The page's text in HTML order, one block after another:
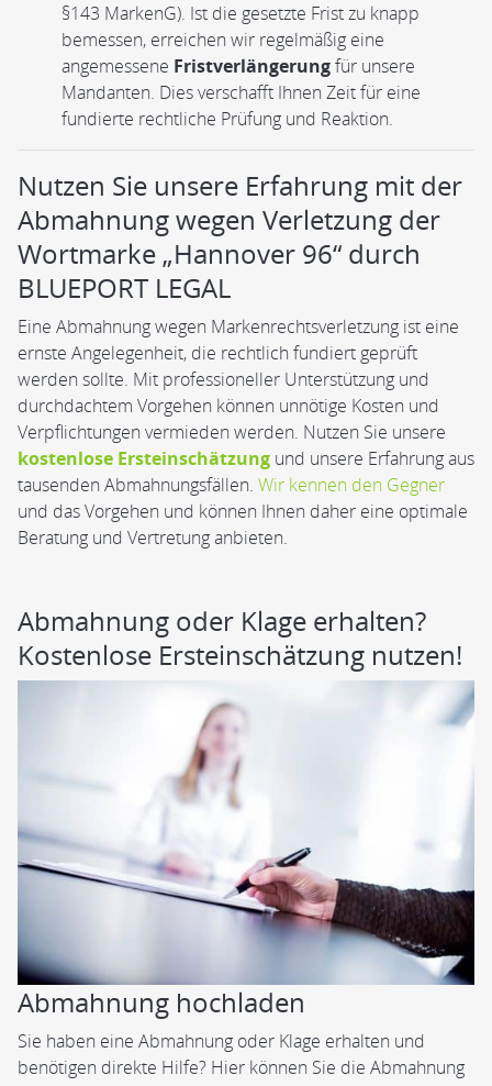
§143 MarkenG). Ist die gesetzte Frist zu knapp
bemessen, erreichen wir regelmäßig eine
angemessene Fristverlängerungfür unsere
Mandanten. Dies verschafft Ihnen Zeit für eine
fundierte rechtliche Prüfung und Reaktion.
Nutzen Sie unsere Erfahrung mit der
Abmahnung wegen Verletzung der
Wortmarke „Hannover 96“ durch
BLUEPORT LEGAL
Eine Abmahnung wegen Markenrechtsverletzung ist eine
ernste Angelegenheit, die rechtlich fundiert geprüft
werden sollte. Mit professioneller Unterstützung und
durchdachtem Vorgehen können unnötige Kosten und
Verpflichtungen vermieden werden. Nutzen Sie unsere
kostenlose Ersteinschätzung und unsere Erfahrung aus
tausenden Abmahnungsfällen. Wir kennen den Gegner
und das Vorgehen und können Ihnen daher eine optimale
Beratung und Vertretung anbieten.
Abmahnung oder Klage erhalten?
Kostenlose Ersteinschätzung nutzen!
Abmahnung hochladen
Sie haben eine Abmahnung oder Klage erhalten und
benötigen direkte Hilfe? Hier können Sie die Abmahnung